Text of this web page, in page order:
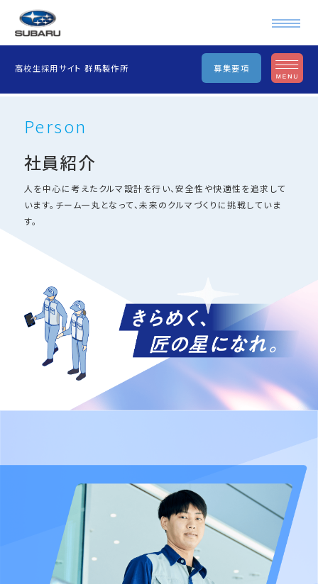
高校生採用サイト 群馬製作所 募集要項
Person
社員紹介
人を中心に考えたクルマ設計を行い、安全性や快適性を追求して
います。 チーム一丸となって、未来のクルマづくりに挑戦していま
す。